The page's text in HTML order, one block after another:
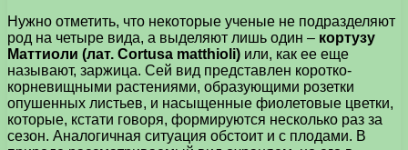
Нужно отметить, что некоторые ученые не подразделяют
род на четыре вида, а выделяют лишь один – кортузу
Маттиоли (лат. Cortusa matthioli) или, как ее еще
называют, заржица. Сей вид представлен коротко-
корневищными растениями, образующими розетки
опушенных листьев, и насыщенные фиолетовые цветки,
которые, кстати говоря, формируются несколько раз за
сезон. Аналогичная ситуация обстоит и с плодами. В